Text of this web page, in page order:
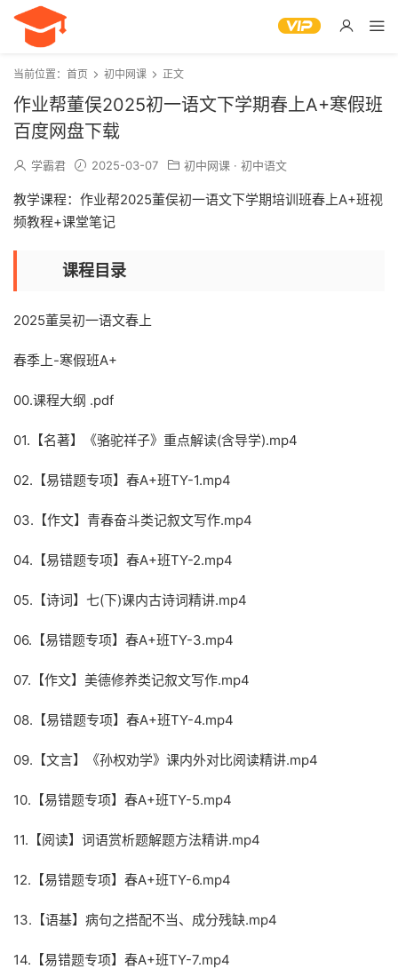
当前位置： 首页 初中网课 正文
作业帮董俣2025初一语文下学期春上A+寒假班
百度网盘下载
学霸君 2025-03-07 初中网课 · 初中语文
教学课程：作业帮2025董俣初一语文下学期培训班春上A+班视
频教程+课堂笔记
课程目录
2025董吴初一语文春上
春季上-寒假班A+
00.课程大纲 .pdf
01.【名著】《骆驼祥子》重点解读(含导学).mp4
02.【易错题专项】春A+班TY-1.mp4
03.【作文】青春奋斗类记叙文写作.mp4
04.【易错题专项】春A+班TY-2.mp4
05.【诗词】七(下)课内古诗词精讲.mp4
06.【易错题专项】春A+班TY-3.mp4
07.【作文】美德修养类记叙文写作.mp4
08.【易错题专项】春A+班TY-4.mp4
09.【文言】《孙权劝学》课内外对比阅读精讲.mp4
10.【易错题专项】春A+班TY-5.mp4
11.【阅读】词语赏析题解题方法精讲.mp4
12.【易错题专项】春A+班TY-6.mp4
13.【语基】病句之搭配不当、成分残缺.mp4
14.【易错题专项】春A+班TY-7.mp4